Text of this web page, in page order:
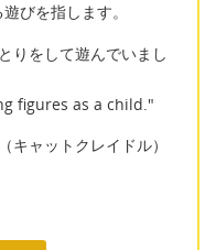
びを指します。
りをして遊んでいまし
figures as a child."
ャットクレイドル）